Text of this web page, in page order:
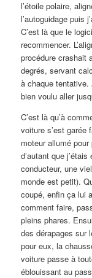
l’étoile polaire,
l’autoguidage puis
C’est là que le
recommencer.
procédure crashait
degrés, servant
à chaque
bien voulu aller
C’est là qu’à
voiture s’est
moteur allumé
d’autant que
conducteur, une
monde est petit).
coupé, enfin ça lui
comment faire,
pleins phares.
des dérapages sur
pour eux, la
voiture passe à
éblouissant au